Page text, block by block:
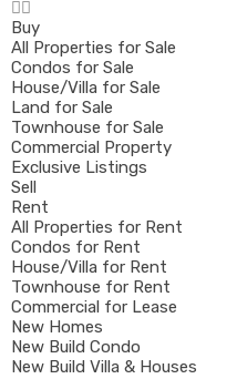
Buy
All Properties for Sale
Condos for Sale
House/Villa for Sale
Land for Sale
Townhouse for Sale
Commercial Property
Exclusive Listings
Sell
Rent
All Properties for Rent
Condos for Rent
House/Villa for Rent
Townhouse for Rent
Commercial for Lease
New Homes
New Build Condo
New Build Villa & Houses